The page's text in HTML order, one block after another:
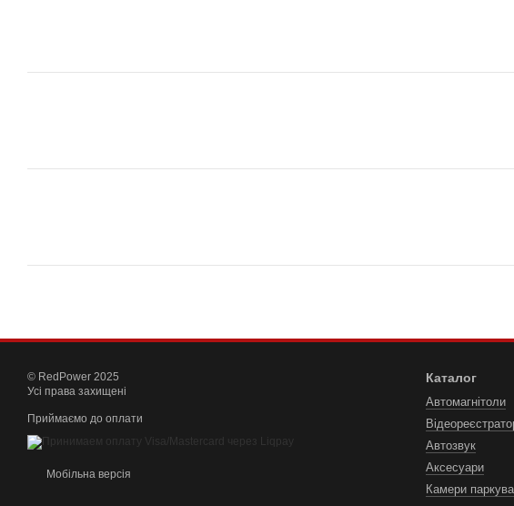
© RedPower 2025
Усі права захищені
Приймаємо до оплати
Мобільна версія
Каталог
Автомагнітоли
Автозвук
Аксесуари
Камери